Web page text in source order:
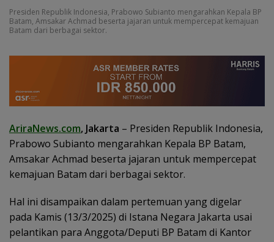
Presiden Republik Indonesia, Prabowo Subianto mengarahkan Kepala BP
Batam, Amsakar Achmad beserta jajaran untuk mempercepat kemajuan
Batam dari berbagai sektor.
AriraNews.com, Jakarta – Presiden Republik Indonesia,
Prabowo Subianto mengarahkan Kepala BP Batam,
Amsakar Achmad beserta jajaran untuk mempercepat
kemajuan Batam dari berbagai sektor.
Hal ini disampaikan dalam pertemuan yang digelar
pada Kamis (13/3/2025) di Istana Negara Jakarta usai
pelantikan para Anggota/Deputi BP Batam di Kantor